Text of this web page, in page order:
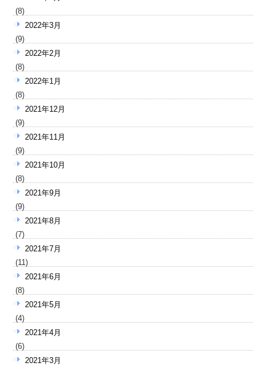
(8)
2022年3月
(9)
2022年2月
(8)
2022年1月
(8)
2021年12月
(9)
2021年11月
(9)
2021年10月
(8)
2021年9月
(9)
2021年8月
(7)
2021年7月
(11)
2021年6月
(8)
2021年5月
(4)
2021年4月
(6)
2021年3月